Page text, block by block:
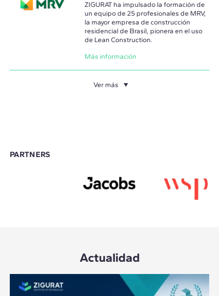
ZIGURAT ha impulsado la formación de
un equipo de 25 profesionales de MRV,
la mayor empresa de construcción
residencial de Brasil, pionera en el uso
de Lean Construction.
Más información
Ver más
PARTNERS
Actualidad